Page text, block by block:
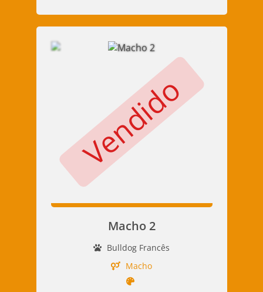
Vendido
Macho 2
Bulldog Francês
Macho